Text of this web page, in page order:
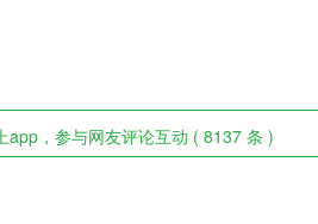
app，参与网友评论互动 ( 8137 条 )